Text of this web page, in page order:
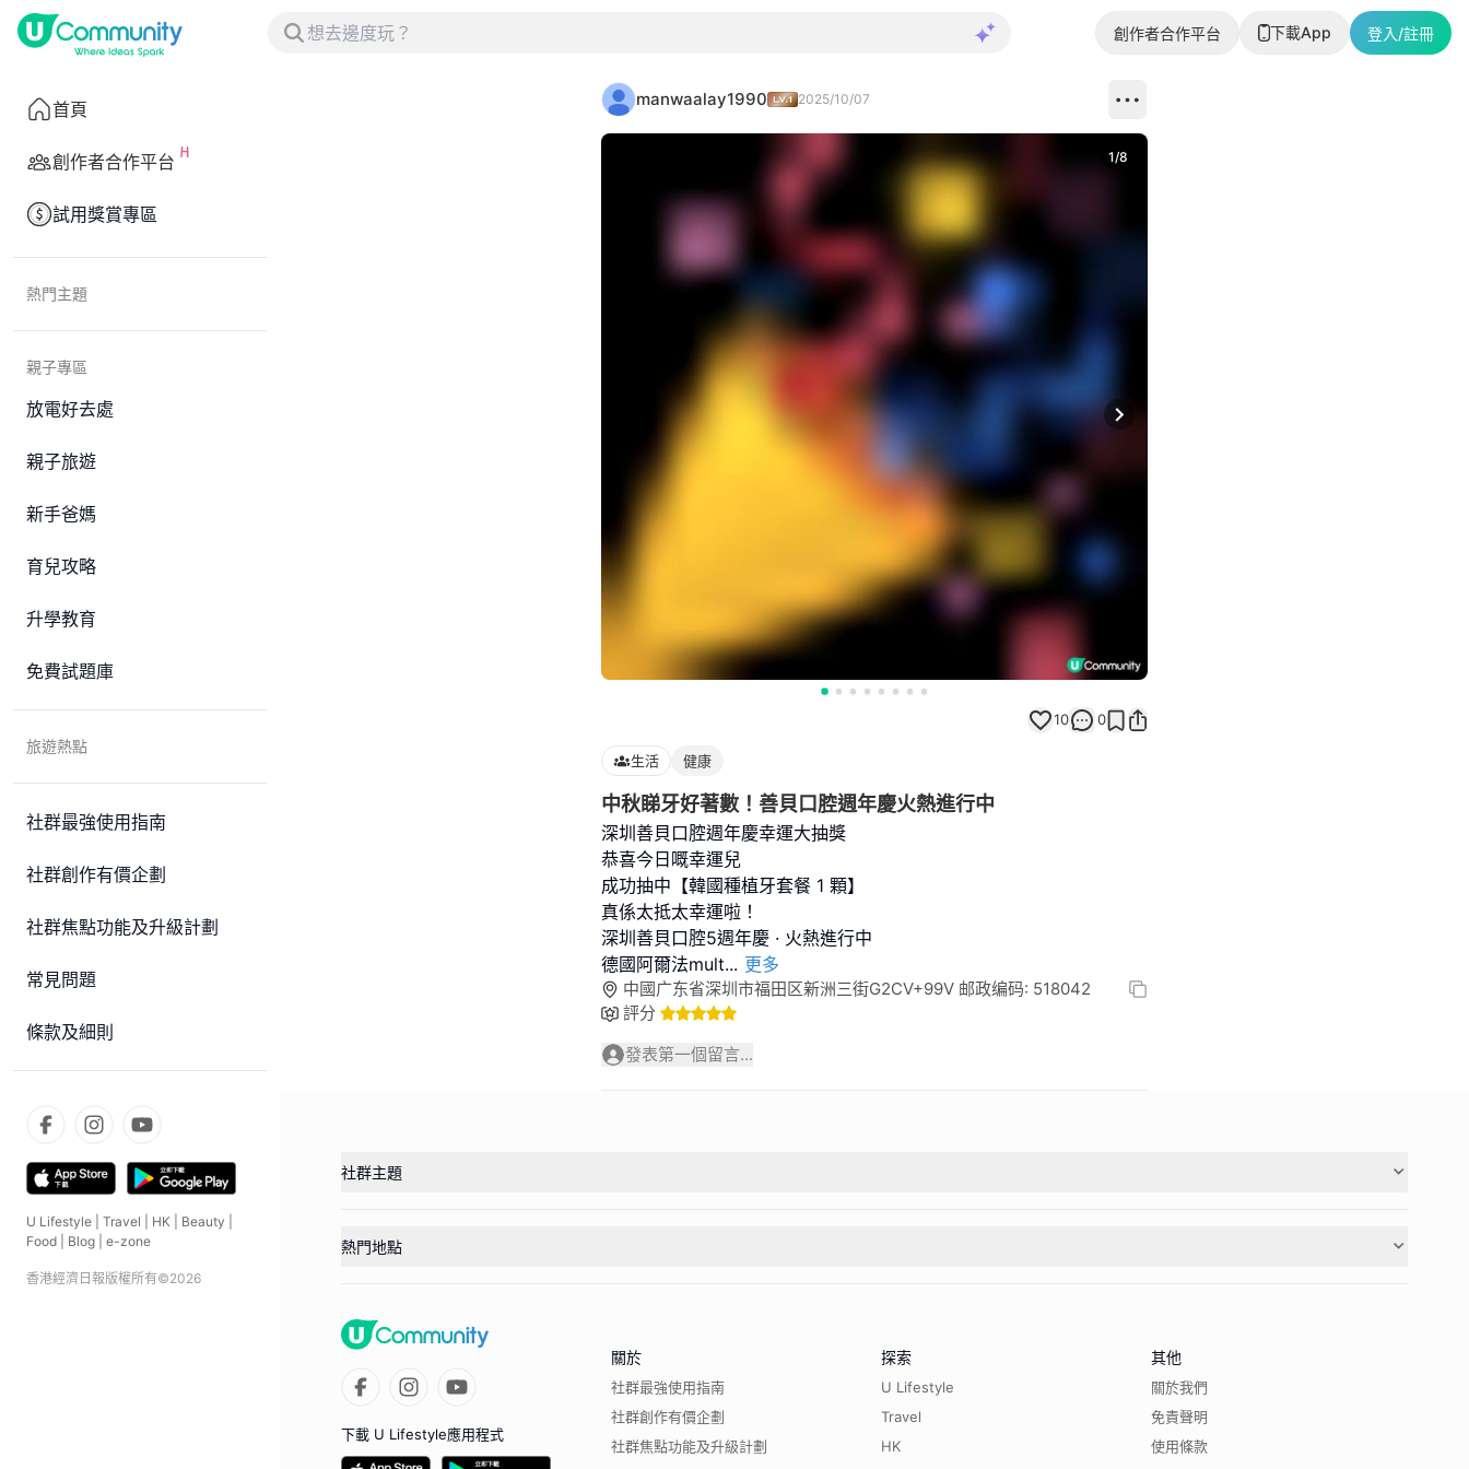
創作者合作平台 下載App 登入/註冊
首頁
創作者合作平台
試用獎賞專區
熱門主題
親子專區
放電好去處
親子旅遊
新手爸媽
育兒攻略
升學教育
免費試題庫
旅遊熱點
社群最強使用指南
社群創作有價企劃
社群焦點功能及升級計劃
常見問題
條款及細則
U Lifestyle Travel HK Beauty
Food
Blog e-zone
香港經濟日報版權所有©2026
manwaalay1990 2025/10/07
Next slide
1/8
10 0
生活 健康
中秋睇牙好著數！善貝口腔週年慶火熱進行中
深圳善貝口腔週年慶幸運大抽獎
恭喜今日嘅幸運兒
成功抽中【韓國種植牙套餐 1 顆】
真係太抵太幸運啦！
深圳善貝口腔5週年慶 · 火熱進行中
德國阿爾法mult... 更多
中國广东省深圳市福田区新洲三街G2CV+99V 邮政编码: 518042
評分
發表第一個留言...
社群主題
熱門地點
下載 U Lifestyle應用程式
關於
社群最強使用指南
社群創作有價企劃
社群焦點功能及升級計劃
探索
U Lifestyle
Travel
HK
其他
關於我們
免責聲明
使用條款